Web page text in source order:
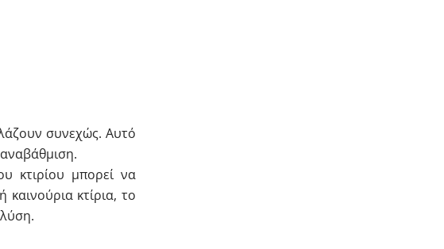
συνεχώς. Αυτό
κτιρίου μπορεί να
καινούρια κτίρια, το